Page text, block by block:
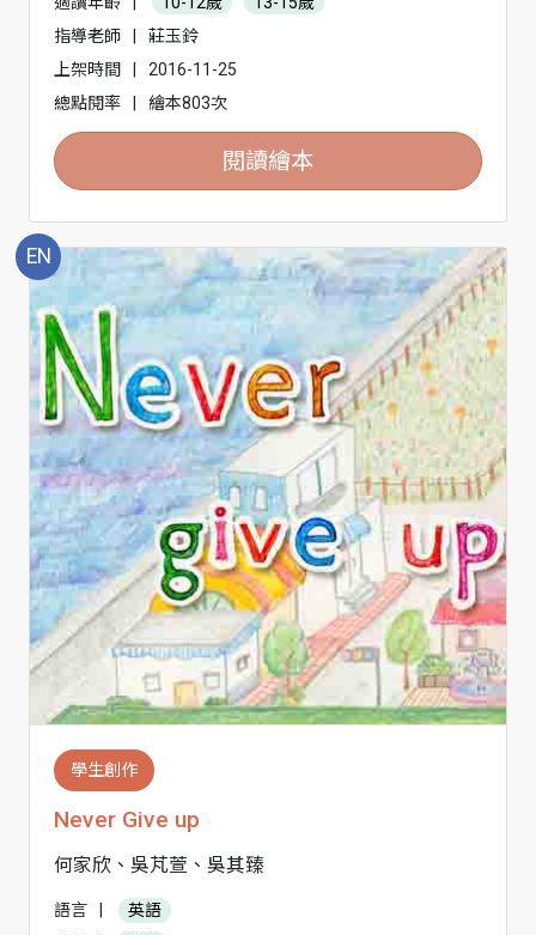
指導老師
莊玉鈴
上架時間
2016-11-25
總點閱率
繪本803次
閱讀繪本
EN
學生創作
Never Give up
何家欣、吳芃萱、吳其臻
語言
英語